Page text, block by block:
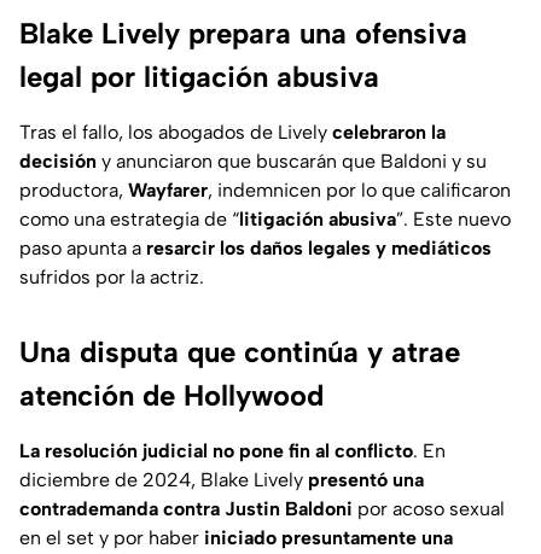
Blake Lively prepara una ofensiva
legal por litigación abusiva
Tras el fallo, los abogados de Lively celebraron la
decisión y anunciaron que buscarán que Baldoni y su
productora, Wayfarer, indemnicen por lo que calificaron
como una estrategia de “litigación abusiva”. Este nuevo
paso apunta a resarcir los daños legales y mediáticos
sufridos por la actriz.
Una disputa que continúa y atrae
atención de Hollywood
La resolución judicial no pone fin al conflicto. En
diciembre de 2024, Blake Lively presentó una
contrademanda contra Justin Baldoni por acoso sexual
en el set y por haber iniciado presuntamente una